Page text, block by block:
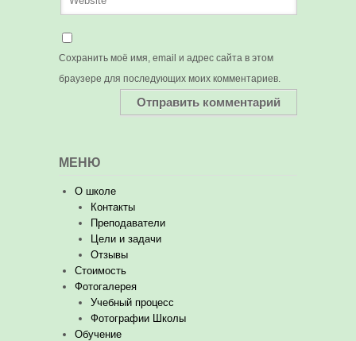
Сохранить моё имя, email и адрес сайта в этом
браузере для последующих моих комментариев.
МЕНЮ
О школе
Контакты
Преподаватели
Цели и задачи
Отзывы
Стоимость
Фотогалерея
Учебный процесс
Фотографии Школы
Обучение